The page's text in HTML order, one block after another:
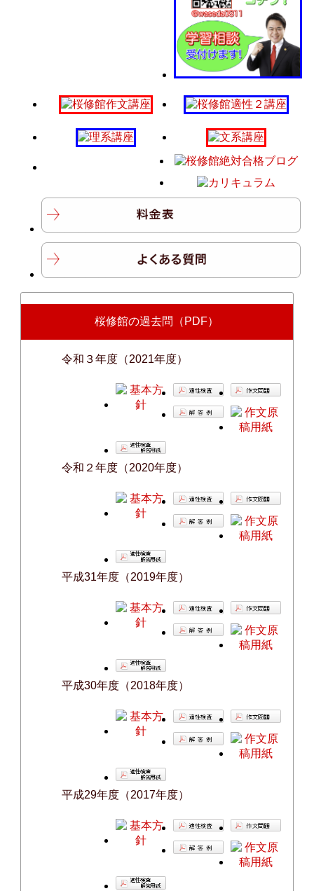
桜修館の過去問（PDF）
令和３年度（2021年度）
令和２年度（2020年度）
平成31年度（2019年度）
平成30年度（2018年度）
平成29年度（2017年度）